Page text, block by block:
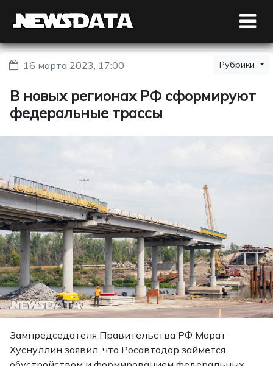
16 марта 2023, 17:00 Рубрики
В новых регионах РФ сформируют
федеральные трассы
Зампредседателя Правительства РФ Марат
Хуснуллин заявил, что Росавтодор займется